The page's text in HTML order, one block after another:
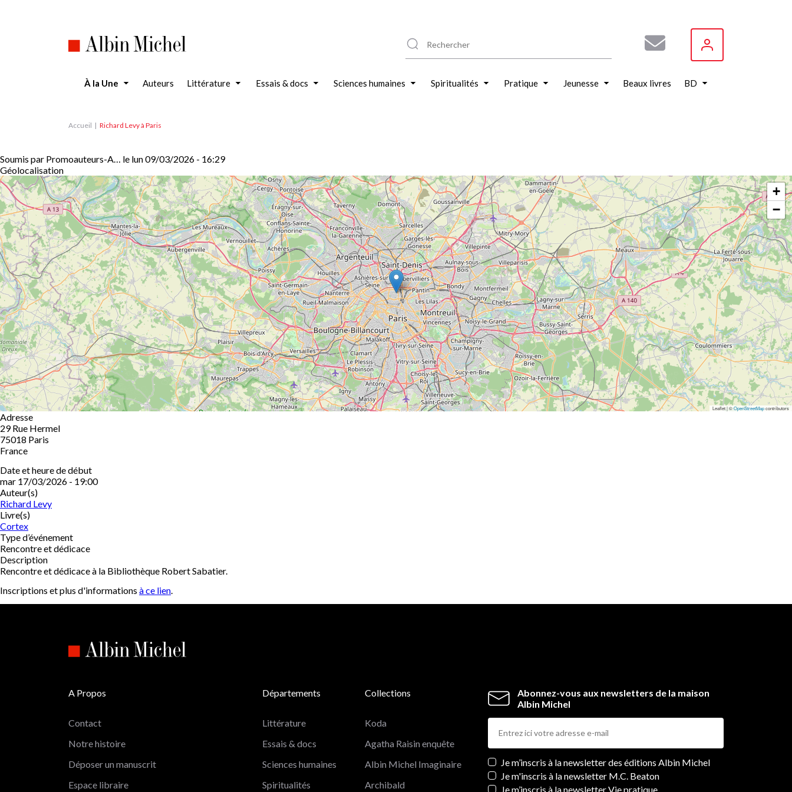
À la Une Auteurs Littérature Essais & docs Sciences humaines Spiritualités Pratique Jeunesse Beaux livres BD
Accueil Richard Levy à Paris
Soumis par Promoauteurs-A… le lun 09/03/2026 - 16:29
Géolocalisation
+
−
Leaflet | ©OpenStreetMapcontributors
Adresse
29 Rue Hermel
75018 Paris
France
Date et heure de début
mar 17/03/2026 - 19:00
Auteur(s)
Richard Levy
Livre(s)
Cortex
Type d’événement
Rencontre et dédicace
Description
Rencontre et dédicace à la Bibliothèque Robert Sabatier.
Inscriptions et plus d'informations à ce lien.
Abonnez-vous aux newsletters de la maison
Albin Michel
Newsletters
Je m’inscris à la newsletter des éditions Albin Michel
Je m'inscris à la newsletter M.C. Beaton
Je m’inscris à la newsletter Vie pratique
A Propos
Contact
Notre histoire
Déposer un manuscrit
Espace libraire
Départements
Littérature
Essais & docs
Sciences humaines
Spiritualités
Collections
Koda
Agatha Raisin enquête
Albin Michel Imaginaire
Archibald